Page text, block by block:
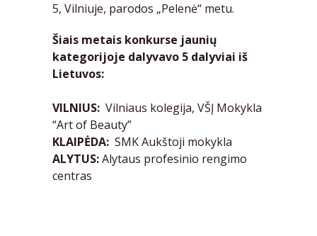
5, Vilniuje, parodos „Pelenė“ metu.
Šiais metais konkurse jaunių
kategorijoje dalyvavo 5 dalyviai iš
Lietuvos:
VILNIUS: Vilniaus kolegija, VŠĮ Mokykla
“Art of Beauty”
KLAIPĖDA: SMK Aukštoji mokykla
ALYTUS:Alytaus profesinio rengimo
centras